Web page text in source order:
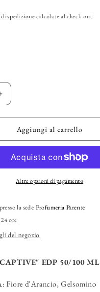
g
a
di spedizionecalcolate al check-out.
Aumenta
BRECOURT
&quot;Captive&quot;
EDP
Aggiungi al carrello
Altre opzioni di pagamento
la sede Profumeria Parente
ore
del negozio
EDP 50/100 ML
Fiore d'Arancio, Gelsomino